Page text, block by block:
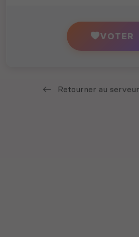
VOTER
Retourner au